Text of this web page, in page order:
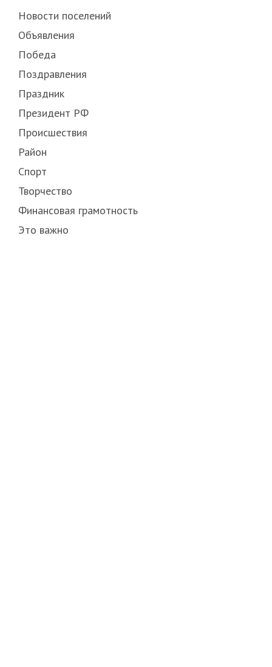
Новости поселений
Объявления
Победа
Поздравления
Праздник
Президент РФ
Происшествия
Район
Спорт
Творчество
Финансовая грамотность
Это важно